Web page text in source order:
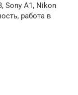
Sony A1, Nikon
работа в